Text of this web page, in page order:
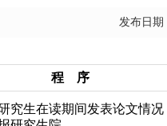
发布日
程 序
究生在读期间发表论文情况